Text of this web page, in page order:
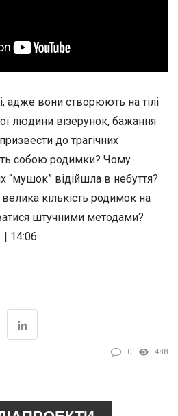
адже вони створюють на тілі
людини візерунок, бажання
до трагічних
собою родимки? Чому
“мушок” відійшла в небуття?
кількість родимок на
штучними методами?
| 14:06
0 488